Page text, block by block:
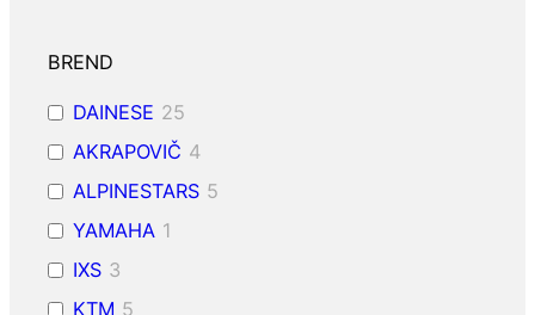
BREND
DAINESE 25
AKRAPOVIČ 4
ALPINESTARS 5
YAMAHA 1
IXS 3
KTM 5